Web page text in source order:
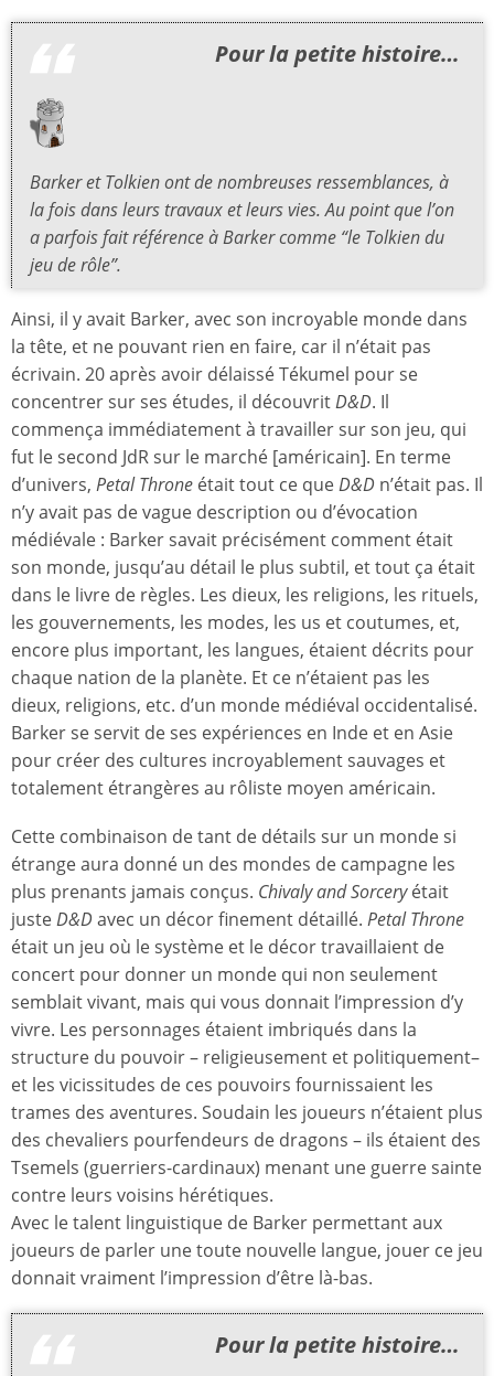
Pour la petite histoire…
Barker et Tolkien ont de nombreuses ressemblances, à
la fois dans leurs travaux et leurs vies. Au point que l’on
a parfois fait référence à Barker comme “le Tolkien du
jeu de rôle”.
Ainsi, il y avait Barker, avec son incroyable monde dans
la tête, et ne pouvant rien en faire, car il n’était pas
écrivain. 20 après avoir délaissé Tékumel pour se
concentrer sur ses études, il découvritD&D. Il
commença immédiatement à travailler sur son jeu, qui
fut le second JdR sur le marché [américain]. En terme
d’univers, Petal Throne était tout ce queD&D n’était pas. Il
n’y avait pas de vague description ou d’évocation
médiévale : Barker savait précisément comment était
son monde, jusqu’au détail le plus subtil, et tout ça était
dans le livre de règles. Les dieux, les religions, les rituels,
les gouvernements, les modes, les us et coutumes, et,
encore plus important, les langues, étaient décrits pour
chaque nation de la planète. Et ce n’étaient pas les
dieux, religions, etc. d’un monde médiéval occidentalisé.
Barker se servit de ses expériences en Inde et en Asie
pour créer des cultures incroyablement sauvages et
totalement étrangères au rôliste moyen américain.
Cette combinaison de tant de détails sur un monde si
étrange aura donné un des mondes de campagne les
plus prenants jamais conçus. Chivaly and Sorceryétait
justeD&Davec un décor finement détaillé. Petal Throne
était un jeu où le système et le décor travaillaient de
concert pour donner un monde qui non seulement
semblait vivant, mais qui vous donnait l’impression d’y
vivre. Les personnages étaient imbriqués dans la
structure du pouvoir – religieusement et politiquement–
et les vicissitudes de ces pouvoirs fournissaient les
trames des aventures. Soudain les joueurs n’étaient plus
des chevaliers pourfendeurs de dragons – ils étaient des
Tsemels (guerriers-cardinaux) menant une guerre sainte
contre leurs voisins hérétiques.
Avec le talent linguistique de Barker permettant aux
joueurs de parler une toute nouvelle langue, jouer ce jeu
donnait vraiment l’impression d’être là-bas.
Pour la petite histoire…